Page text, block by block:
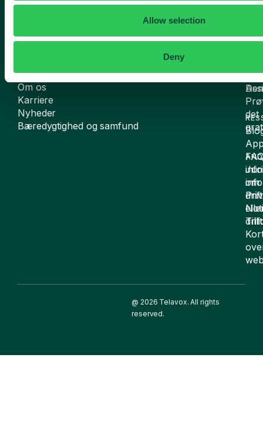
Allow selection
Deny
Fastnet telefoni og softphone
VIRKSOMHEDEN
Om os
Karriere
Nyheder
Bæredygtighed og samfund
om
drift
AI
AI
det
@ 2026 Telavox. All rights
reserved.